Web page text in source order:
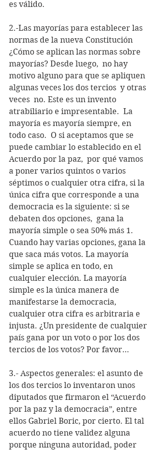
es válido.
2.-Las mayorías para establecer las
normas de la nueva Constitución
¿Cómo se aplican las normas sobre
mayorías? Desde luego,  no hay
motivo alguno para que se apliquen
algunas veces los dos tercios  y otras
veces  no. Este es un invento
atrabiliario e impresentable.  La
mayoría es mayoría siempre, en
todo caso.  O si aceptamos que se
puede cambiar lo establecido en el
Acuerdo por la paz,  por qué vamos
a poner varios quintos o varios
séptimos o cualquier otra cifra, si la
única cifra que corresponde a una
democracia es la siguiente: si se
debaten dos opciones,  gana la
mayoría simple o sea 50% más 1.
Cuando hay varias opciones, gana la
que saca más votos. La mayoría
simple se aplica en todo, en
cualquier elección. La mayoría
simple es la única manera de
manifestarse la democracia,
cualquier otra cifra es arbitraria e
injusta. ¿Un presidente de cualquier
país gana por un voto o por los dos
tercios de los votos? Por favor…
3.- Aspectos generales: el asunto de
los dos tercios lo inventaron unos
diputados que firmaron el “Acuerdo
por la paz y la democracia”, entre
ellos Gabriel Boric, por cierto. El tal
acuerdo no tiene validez alguna
porque ninguna autoridad, poder